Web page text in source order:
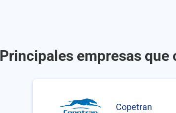
Principales empresas
Copetran